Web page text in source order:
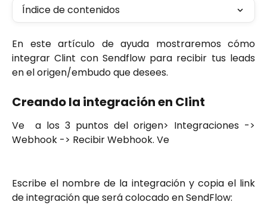
Índice de contenidos
En este artículo de ayuda mostraremos cómo
integrar Clint con Sendflow para recibir tus leads
en el origen/embudo que desees.
Creando la integración en Clint
Ve a los 3 puntos del origen> Integraciones ->
Webhook -> Recibir Webhook. Ve
Escribe el nombre de la integración y copia el link
de integración que será colocado en SendFlow: